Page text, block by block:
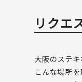
リクエ
大阪のステ
こんな場所